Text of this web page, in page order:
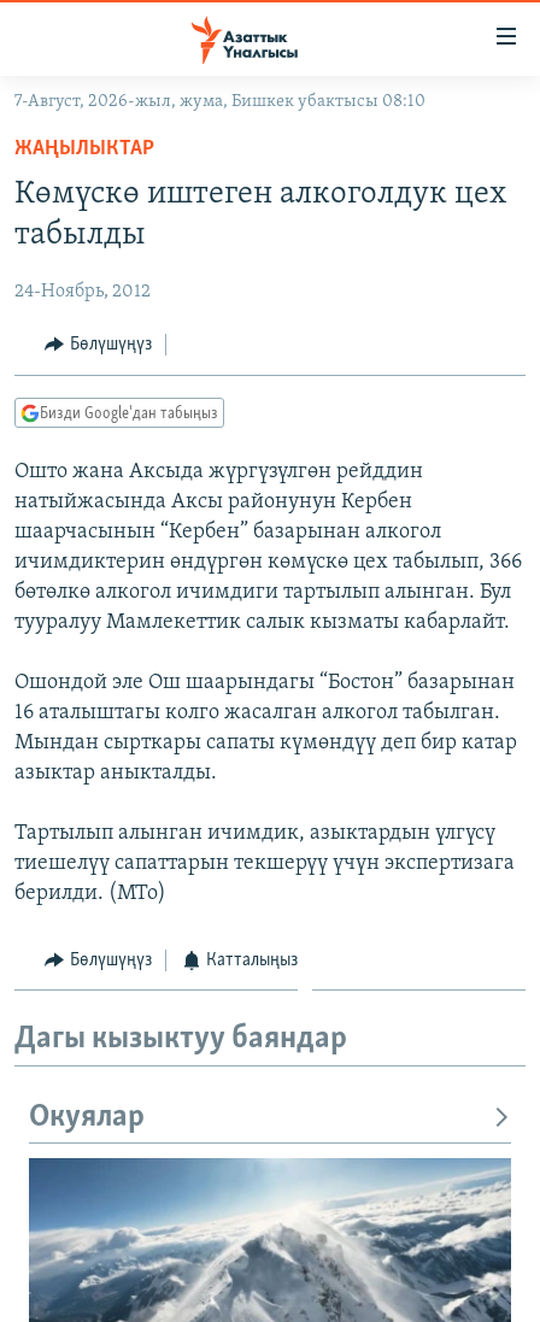
Навигацияга
өтүңүз
Издөөгө
салыңызКЫРГЫЗСТАН
ЭКОНОМИКА
МАДАНИЯТ
ДҮЙНӨ
БОРБОР АЗИЯ
АТАЙЫН ИЛИКТӨӨ
ТВ ПРОГРАММАЛАР
ЭКСПЕРТТЕР ТАЛДАЙТ
БИЗ ЖАНА ДҮЙНӨ
ЭЖЕ-СИҢДИЛЕР
ӨЗГӨЧӨ ПИКИР
Русский
ОНЛАЙН ШЕРИНЕ
ЭЕ/АРнун бардык сайттары
7-Август, 2026-жыл, жума, Бишкек убактысы 08:10
ЖАҢЫЛЫКТАР
Көмүскө иштеген алкоголдук цех
табылды
24-Ноябрь, 2012
Бөлүшүңүз
Бизди Google'дан табыңыз
Ошто жана Аксыда жүргүзүлгөн рейддин
натыйжасында Аксы районунун Кербен
шаарчасынын “Кербен” базарынан алкогол
ичимдиктерин өндүргөн көмүскө цех табылып, 366
бөтөлкө алкогол ичимдиги тартылып алынган. Бул
тууралуу Мамлекеттик салык кызматы кабарлайт.
Ошондой эле Ош шаарындагы “Бостон” базарынан
16 аталыштагы колго жасалган алкогол табылган.
Мындан сырткары сапаты күмөндүү деп бир катар
азыктар аныкталды.
Тартылып алынган ичимдик, азыктардын үлгүсү
тиешелүү сапаттарын текшерүү үчүн экспертизага
берилди. (МТо)
Бөлүшүңүз Катталыңыз
Дагы кызыктуу баяндар
Окуялар